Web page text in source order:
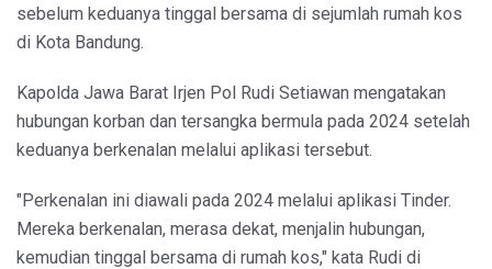
sebelum keduanya tinggal bersama di sejumlah rumah kos
di Kota Bandung.
Kapolda Jawa Barat Irjen Pol Rudi Setiawan mengatakan
hubungan korban dan tersangka bermula pada 2024 setelah
keduanya berkenalan melalui aplikasi tersebut.
"Perkenalan ini diawali pada 2024 melalui aplikasi Tinder.
Mereka berkenalan, merasa dekat, menjalin hubungan,
kemudian tinggal bersama di rumah kos," kata Rudi di